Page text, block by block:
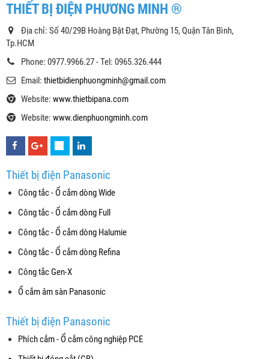
THIẾT BỊ ĐIỆN PHƯƠNG MINH ®
Địa chỉ: Số 40/29B Hoàng Bật Đạt, Phường 15, Quận Tân Bình,
Tp.HCM
Phone: 0977.9966.27 - Tel: 0965.326.444
Email: thietbidienphuongminh@gmail.com
Website: www.thietbipana.com
Website: www.dienphuongminh.com
Thiết bị điện Panasonic
Công tắc - Ổ cắm dòng Wide
Công tắc - Ổ cắm dòng Full
Công tắc - Ổ cắm dòng Halumie
Công tắc - Ổ cắm dòng Refina
Công tắc Gen-X
Ổ cắm âm sàn Panasonic
Thiết bị điện Panasonic
Phích cắm - Ổ cắm công nghiệp PCE